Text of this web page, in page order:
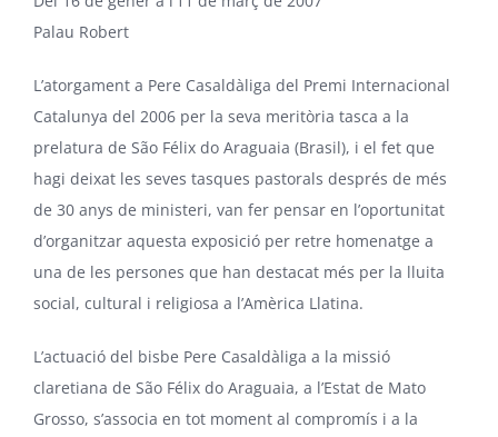
Palau Robert
L’atorgament a Pere Casaldàliga del Premi Internacional
Catalunya del 2006 per la seva meritòria tasca a la
prelatura de São Félix do Araguaia (Brasil), i el fet que
hagi deixat les seves tasques pastorals després de més
de 30 anys de ministeri, van fer pensar en l’oportunitat
d’organitzar aquesta exposició per retre homenatge a
una de les persones que han destacat més per la lluita
social, cultural i religiosa a l’Amèrica Llatina.
L’actuació del bisbe Pere Casaldàliga a la missió
claretiana de São Félix do Araguaia, a l’Estat de Mato
Grosso, s’associa en tot moment al compromís i a la